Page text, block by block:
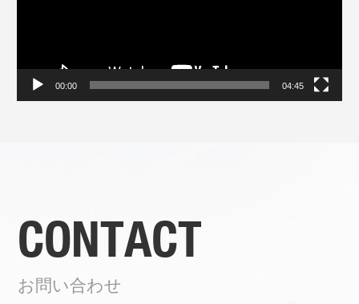
00:00 04:45
CONTACT
お問い合わせ